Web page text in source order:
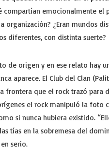
compartían emocionalmente el
organización? ¿Eran mundos
diferentes, con distinta suerte?
de origen y en ese relato hay
aparece. El Club del Clan
frontera que el rock trazó para
el rock manipuló la foto
si nunca hubiera existido.
tías en la sobremesa del
serio.